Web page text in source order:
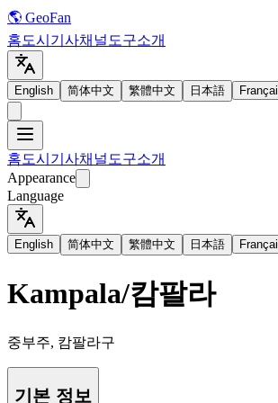
🌎 GeoFan
홈도시 기사채널 도구소개
English 简体中文 繁體中文 日本語
홈도시 기사채널 도구소개
Appearance
Language
English 简体中文 繁體中文 日本語
Kampala/캄팔라
중부주, 캄팔라구
기본 정보